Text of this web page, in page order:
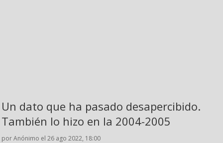
Un dato que ha pasado desapercibido.
También lo hizo en la 2004-2005
por Anónimo el 26 ago 2022, 18:00